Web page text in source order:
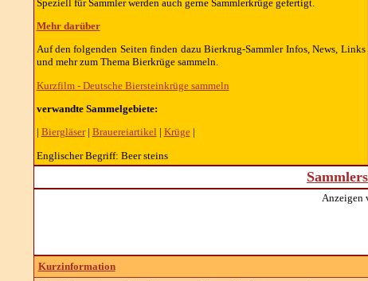
Speziell für Sammler werden auch gerne Sammlerkrüge gefertigt.
Mehr darüber
Auf den folgenden Seiten finden dazu Bierkrug-Sammler Infos, News, Links
und mehr zum Thema Bierkrüge sammeln.
Kurzfilm - Deutsche Biersteinkrüge sammeln
verwandte Sammelgebiete:
| Biergläser| Brauereiartikel | Krüge|
Englischer Begriff: Beer steins
Anzeigen
Kurzinformation